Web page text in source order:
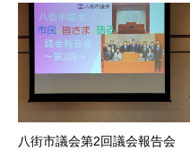
八街市議会第2回議会報告会